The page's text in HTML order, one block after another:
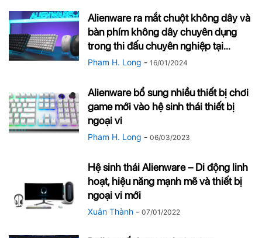
Alienware ra mắt chuột không dây và
bàn phím không dây chuyên dụng
trong thi đấu chuyên nghiệp tại...
Pham H. Long - 16/01/2024
Alienware bổ sung nhiều thiết bị chơi
game mới vào hệ sinh thái thiết bị
ngoại vi
Pham H. Long - 06/03/2023
Hệ sinh thái Alienware – Di động linh
hoạt, hiệu năng mạnh mẽ và thiết bị
ngoại vi mới
Xuân Thành - 07/01/2022